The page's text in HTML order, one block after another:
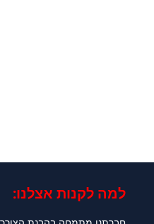
למה לקנות אצלנו:​